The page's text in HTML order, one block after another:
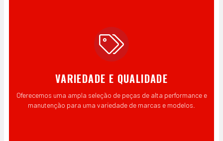
VARIEDADE E QUALIDADE
Oferecemos uma ampla seleção de peças de alta performance e
manutenção para uma variedade de marcas e modelos.